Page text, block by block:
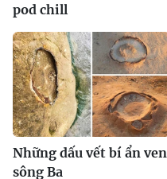
pod chill
Những dấu vết bí ẩn ven
sông Ba